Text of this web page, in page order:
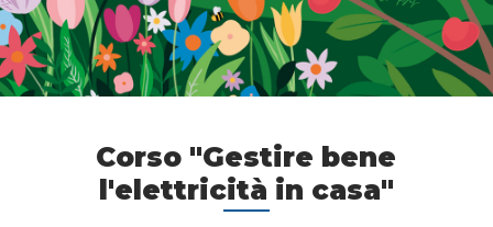
Corso "Gestire bene
l'elettricità in casa"